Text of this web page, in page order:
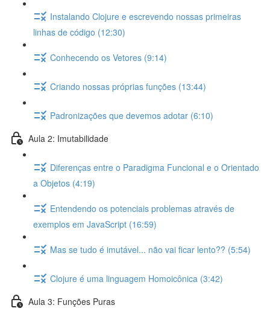
Instalando Clojure e escrevendo nossas primeiras
linhas de código (12:30)
Conhecendo os Vetores (9:14)
Criando nossas próprias funções (13:44)
Padronizações que devemos adotar (6:10)
Aula 2: Imutabilidade
Diferenças entre o Paradigma Funcional e o Orientado
a Objetos (4:19)
Entendendo os potenciais problemas através de
exemplos em JavaScript (16:59)
Mas se tudo é imutável... não vai ficar lento?? (5:54)
Clojure é uma linguagem Homoicônica (3:42)
Aula 3: Funções Puras